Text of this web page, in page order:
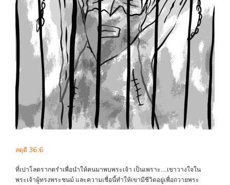
สดุดี 36:6
ที่เปาโลตรากตรำเพื่อนำให้คนมาพบพระเจ้า เป็นเพราะ….เขาวางใจใน
พระเจ้าผู้ทรงพระชนม์ และความเชื่อนี้ทำให้เขามีชีวิตอยู่เพื่อถวายพระ